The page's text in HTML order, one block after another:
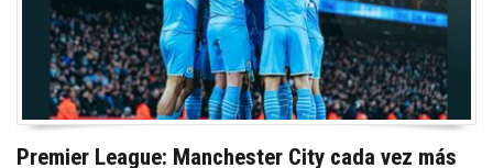
Premier League: Manchester City cada vez más